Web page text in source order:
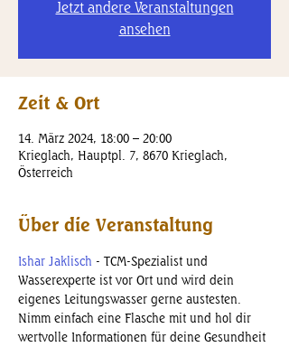
Jetzt andere Veranstaltungen
ansehen
Zeit & Ort
14. März 2024, 18:00 – 20:00
Krieglach, Hauptpl. 7, 8670 Krieglach,
Österreich
Über die Veranstaltung
Ishar Jaklisch - TCM-Spezialist und
Wasserexperte ist vor Ort und wird dein
eigenes Leitungswasser gerne austesten.
Nimm einfach eine Flasche mit und hol dir
wertvolle Informationen für deine Gesundheit